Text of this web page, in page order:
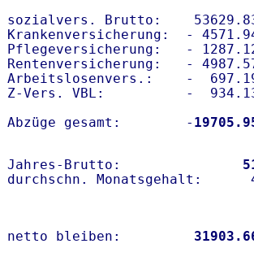
sozialvers. Brutto:
Krankenversicherung:  -
Pflegeversicherung:   -
Rentenversicherung:   -
Arbeitslosenvers.:    -
Z-Vers. VBL:          -
Abzüge gesamt:        -
Jahres-Brutto:
netto bleiben: